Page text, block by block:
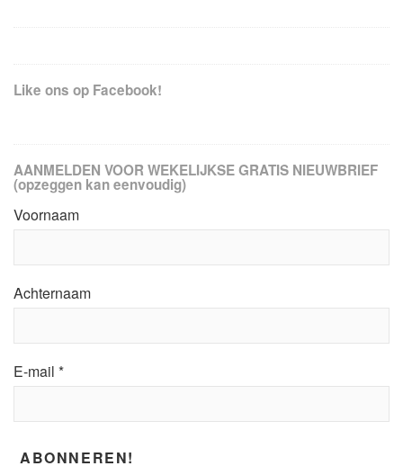
Like ons op Facebook!
AANMELDEN VOOR WEKELIJKSE GRATIS NIEUWBRIEF
(opzeggen kan eenvoudig)
Voornaam
Achternaam
E-mail *